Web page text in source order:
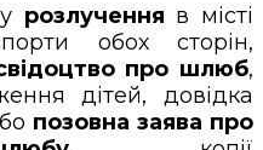
розлучення в місті
обох сторін,
про шлюб,
дітей, довідка
позовна заява про